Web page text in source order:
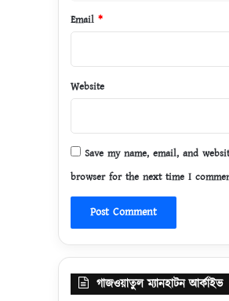
Email *
Website
Save my name, email, and
browser for the next time I
গাজওয়াতুল ম্যানহাটন আর্কাইভ